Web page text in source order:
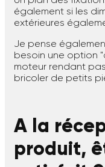
également si les
extérieures
Je pense
besoin une option
moteur rendant
bricoler de petits
A la
produit,